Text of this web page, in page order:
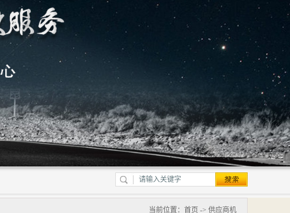
当前位置： 首页 -> 供应商机